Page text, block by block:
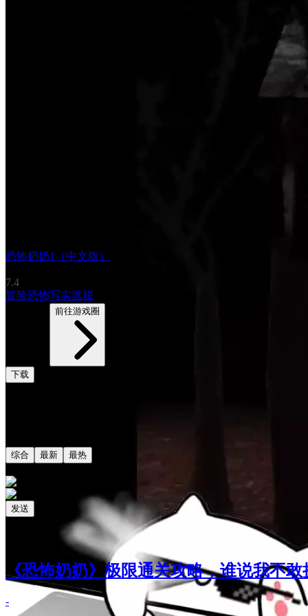
恐怖奶奶1（中文版）
7.4
冒险恐怖写实逃脱
前往游戏圈
下载
综合 最新 最热
发送
《恐怖奶奶》极限通关攻略，谁说我不
-